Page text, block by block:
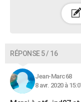
RÉPONSE 5 / 16
Jean-Marc68
8 avr. 2020 à